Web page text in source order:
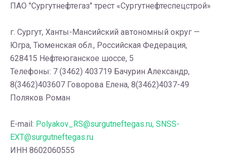
ПАО "Сургутнефтегаз" трест «Сургутнефтеспецстрой»
г. Сургут, Ханты-Мансийский автономный округ —
Югра, Тюменская обл., Российская Федерация,
628415 Нефтеюганское шоссе, 5
Телефоны: 7 (3462) 403719 Бачурин Александр,
8(3462)403607 Говорова Елена, 8(3462)4037-49
Поляков Роман
E-mail: Polyakov_RS@surgutneftegas.ru, SNSS-
EXT@surgutneftegas.ru
ИНН 8602060555